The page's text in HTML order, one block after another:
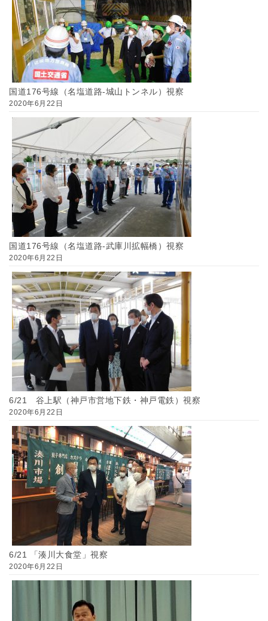
国道176号線（名塩道路-城山トンネル）視察
2020年6月22日
国道176号線（名塩道路-武庫川拡幅橋）視察
2020年6月22日
6/21 谷上駅（神戸市営地下鉄・神戸電鉄）視察
2020年6月22日
6/21 「湊川大食堂」視察
2020年6月22日